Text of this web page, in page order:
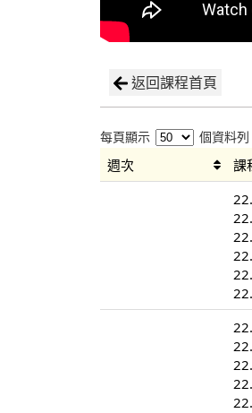
返回課程首頁
每頁顯示 個資料列
週次 課